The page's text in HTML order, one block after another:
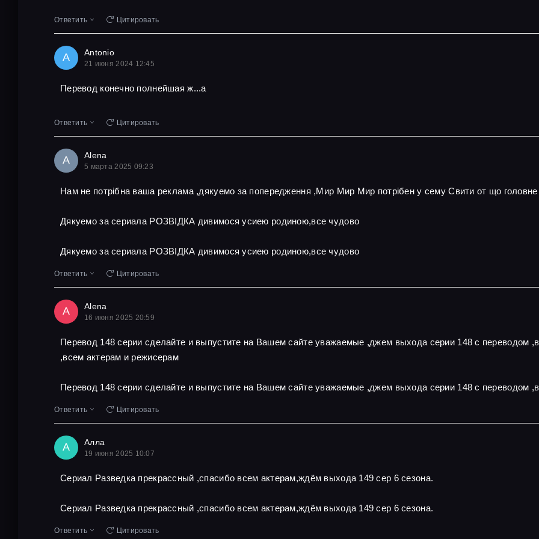
Ответить Цитировать
A Antonio
21 июня 2024 12:45
Перевод конечно полнейшая ж...а
Ответить Цитировать
A Alena
5 марта 2025 09:23
Нам не потрібна ваша реклама ,дякуемо за попередження ,Мир Мир Мир потрібен у сему Свити от що головне
Дякуемо за сериала РОЗВІДКА дивимося усиею родиною,все чудово
Дякуемо за сериала РОЗВІДКА дивимося усиею родиною,все чудово
Ответить Цитировать
A Alena
16 июня 2025 20:59
Перевод 148 серии сделайте и выпустите на Вашем сайте уважаемые ,джем выхода серии 148 с переводом
,всем актерам и режисерам
Перевод 148 серии сделайте и выпустите на Вашем сайте уважаемые ,джем выхода серии 148 с переводом
Ответить Цитировать
А Алла
19 июня 2025 10:07
Сериал Разведка прекрассный ,спасибо всем актерам,ждём выхода 149 сер 6 сезона.
Сериал Разведка прекрассный ,спасибо всем актерам,ждём выхода 149 сер 6 сезона.
Ответить Цитировать